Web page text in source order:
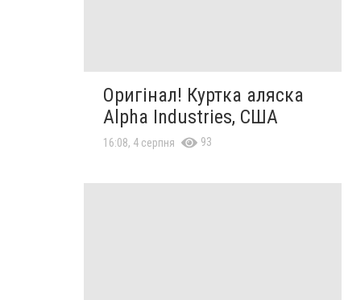
Оригінал! Куртка аляска
Alpha Industries, США
16:08, 4 серпня 93